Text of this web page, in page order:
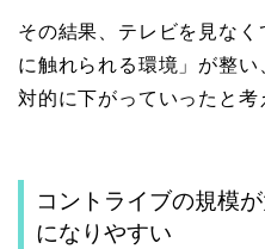
その結果、テレビを見な
に触れられる環境」が整
対的に下がっていったと考
コントライブの規模
になりやすい